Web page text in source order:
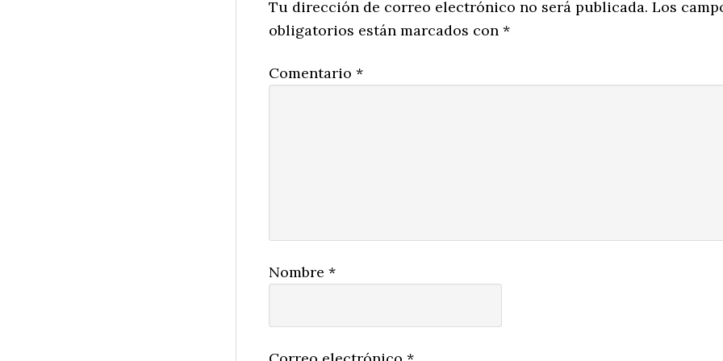
Tu dirección de correo electrónico no será publicada. Los
obligatorios están marcados con *
Comentario *
Nombre *